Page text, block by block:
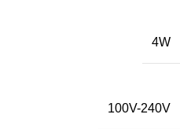
4W
100V-240V